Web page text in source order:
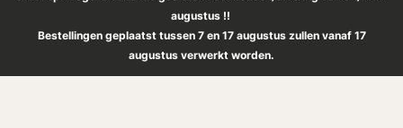
augustus !!
Bestellingen geplaatst tussen 7 en 17 augustus zullen vanaf 17
augustus verwerkt worden.